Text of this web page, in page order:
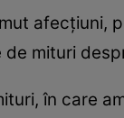
afecţiuni,
mituri
în care